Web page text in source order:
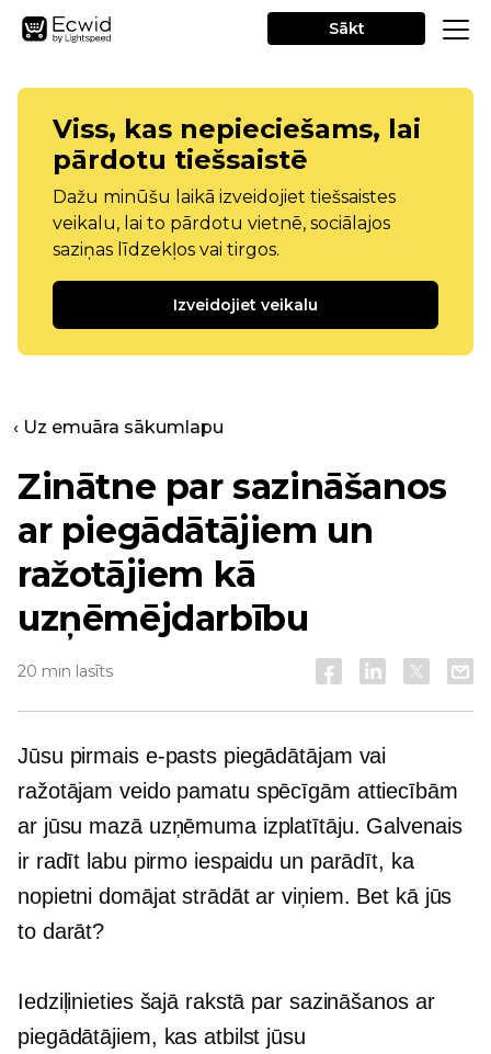
Sākt
Viss, kas nepieciešams, lai
pārdotu tiešsaistē
Dažu minūšu laikā izveidojiet tiešsaistes
veikalu, lai to pārdotu vietnē, sociālajos
saziņas līdzekļos vai tirgos.
Izveidojiet veikalu
‹ Uz emuāra sākumlapu
Zinātne par sazināšanos
ar piegādātājiem un
ražotājiem kā
uzņēmējdarbību
20 min lasīts
Jūsu pirmais e-pasts piegādātājam vai
ražotājam veido pamatu spēcīgām attiecībām
ar jūsu mazā uzņēmuma izplatītāju. Galvenais
ir radīt labu pirmo iespaidu un parādīt, ka
nopietni domājat strādāt ar viņiem. Bet kā jūs
to darāt?
Iedziļinieties šajā rakstā par sazināšanos ar
piegādātājiem, kas atbilst jūsu